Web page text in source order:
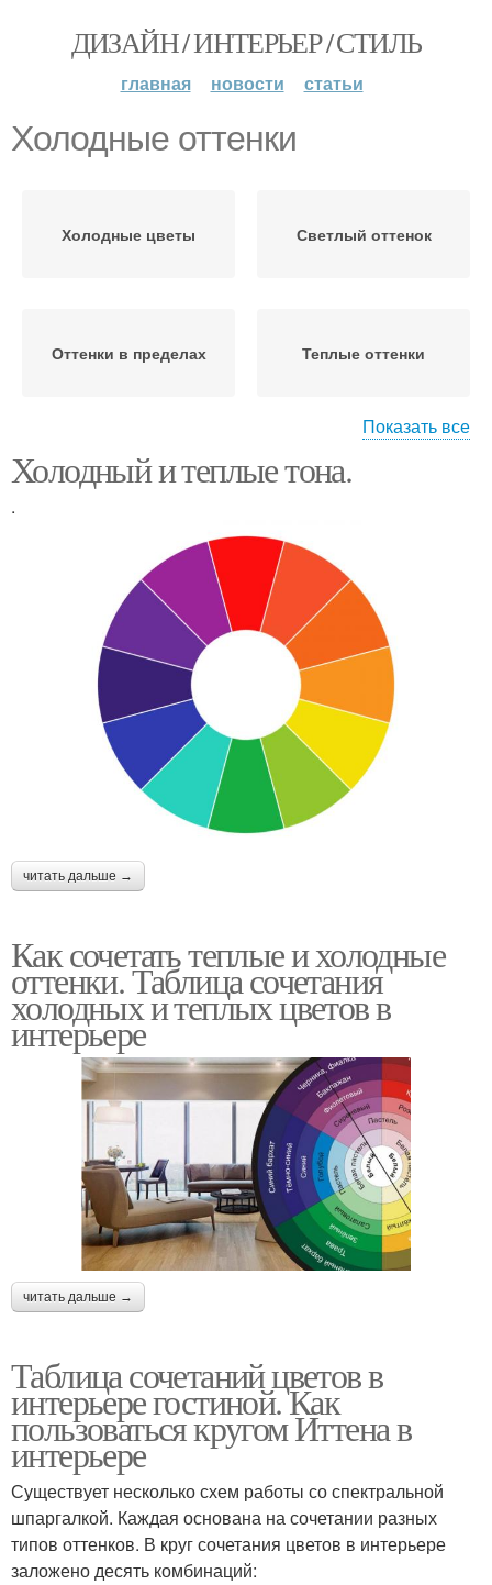
ДИЗАЙН / ИНТЕРЬЕР / СТИЛЬ
главная новости статьи
Холодные оттенки
Холодные цветы Светлый оттенок
Оттенки в пределах Теплые оттенки
Оттенки в интерьере Холодные тона
Показать все
Холодный и теплые тона.
.
читать дальше →
Как сочетать теплые и холодные
оттенки. Таблица сочетания
холодных и теплых цветов в
интерьере
читать дальше →
Таблица сочетаний цветов в
интерьере гостиной. Как
пользоваться кругом Иттена в
интерьере
Существует несколько схем работы со спектральной
шпаргалкой. Каждая основана на сочетании разных
типов оттенков. В круг сочетания цветов в интерьере
заложено десять комбинаций: